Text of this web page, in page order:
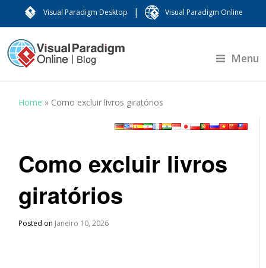
Visual Paradigm Desktop | Visual Paradigm Online
Menu
Home » Como excluir livros giratórios
Como excluir livros
giratórios
Posted on Janeiro 10, 2026